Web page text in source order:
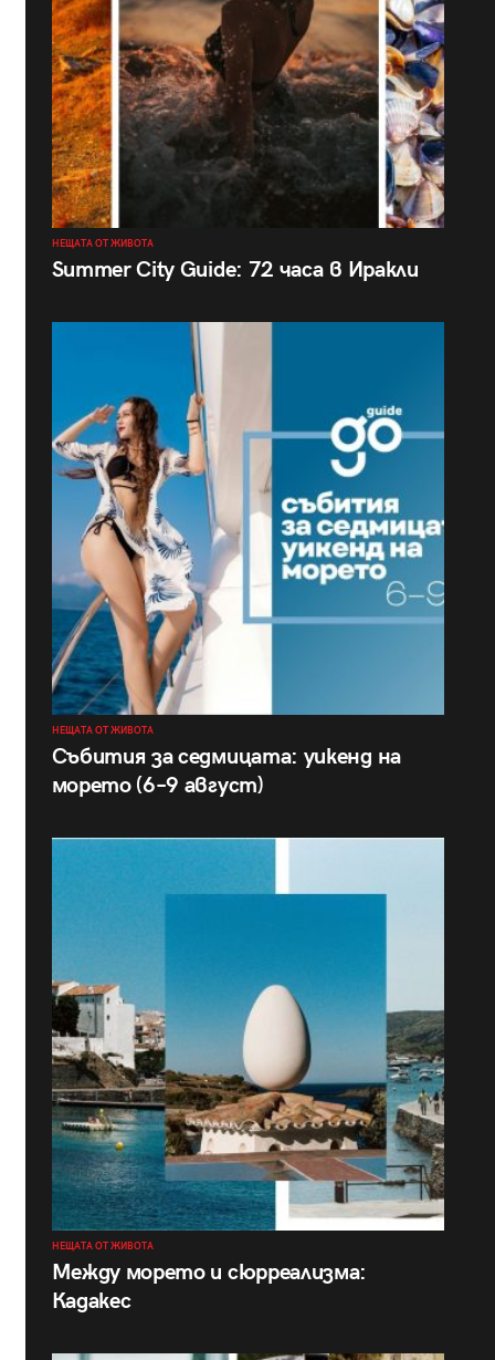
НЕЩАТА ОТ ЖИВОТА
Summer City Guide: 72 часа в Иракли
НЕЩАТА ОТ ЖИВОТА
Събития за седмицата: уикенд на
морето (6–9 август)
НЕЩАТА ОТ ЖИВОТА
Между морето и сюрреализма:
Кадакес